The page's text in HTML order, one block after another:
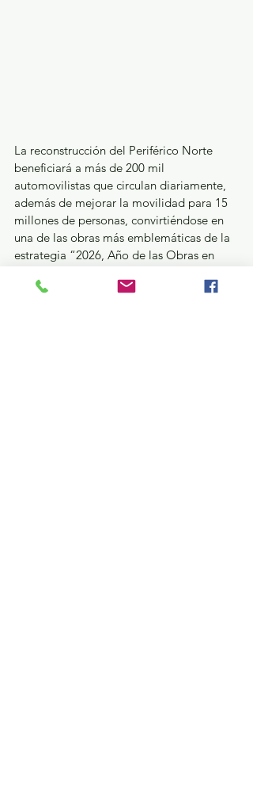
La reconstrucción del Periférico Norte
beneficiará a más de 200 mil
automovilistas que circulan diariamente,
además de mejorar la movilidad para 15
millones de personas, convirtiéndose en
una de las obras más emblemáticas de la
estrategia “2026, Año de las Obras en
Delfina Gómez Álvarez.